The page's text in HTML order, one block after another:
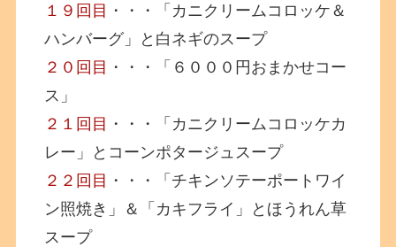
１９回目 ・・・「カニクリームコロッケ＆
ハンバーグ」と白ネギのスープ
２０回目 ・・・「６０００円おまかせコー
ス」
２１回目 ・・・「カニクリームコロッケカ
レー」とコーンポタージュスープ
２２回目 ・・・「チキンソテーポートワイ
ン照焼き」＆「カキフライ」とほうれん草
スープ